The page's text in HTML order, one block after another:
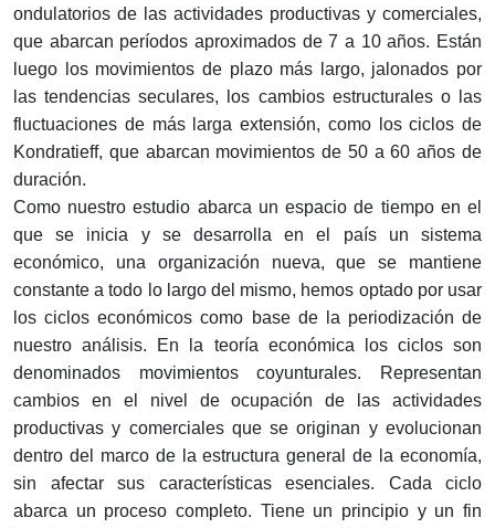
ondulatorios de las actividades productivas y comerciales,
que abarcan períodos aproximados de 7 a 10 años. Están
luego los movimientos de plazo más largo, jalonados por
las tendencias seculares, los cambios estructurales o las
fluctuaciones de más larga extensión, como los ciclos de
Kondratieff, que abarcan movimientos de 50 a 60 años de
duración.
Como nuestro estudio abarca un espacio de tiempo en el
que se inicia y se desarrolla en el país un sistema
económico, una organización nueva, que se mantiene
constante a todo lo largo del mismo, hemos optado por usar
los ciclos económicos como base de la periodización de
nuestro análisis. En la teoría económica los ciclos son
denominados movimientos coyunturales. Representan
cambios en el nivel de ocupación de las actividades
productivas y comerciales que se originan y evolucionan
dentro del marco de la estructura general de la economía,
sin afectar sus características esenciales. Cada ciclo
abarca un proceso completo. Tiene un principio y un fin